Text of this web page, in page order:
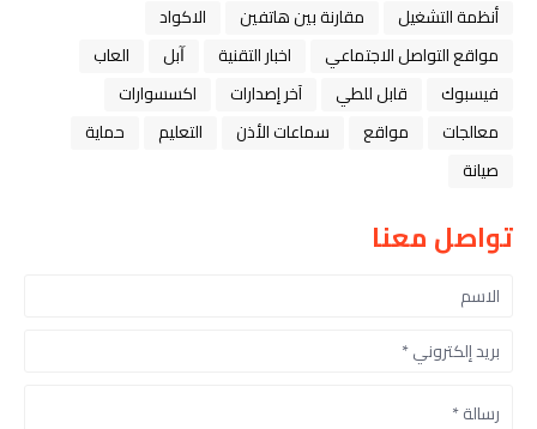
أنظمة التشغيل
مقارنة بين هاتفين
الاكواد
مواقع التواصل الاجتماعي
اخبار التقنية ﺁﺑﻞ
العاب
فيسبوك
قابل للطي آخر إصدارات
اكسسوارات
معالجات
مواقع سماعات الأذن التعليم
حماية
صيانة
تواصل معنا